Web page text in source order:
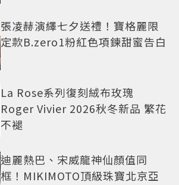
張凌赫演繹七夕送禮！寶格麗限
定款B.zero1粉紅色項鍊甜蜜告白
La Rose系列復刻絨布玫瑰
Roger Vivier 2026秋冬新品 繁花
不褪
迪麗熱巴、宋威龍神仙顏值同
框！MIKIMOTO頂級珠寶北京亞